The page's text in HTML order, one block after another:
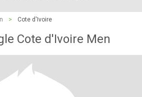
> Cote d'Ivoire
Cote d'Ivoire Men